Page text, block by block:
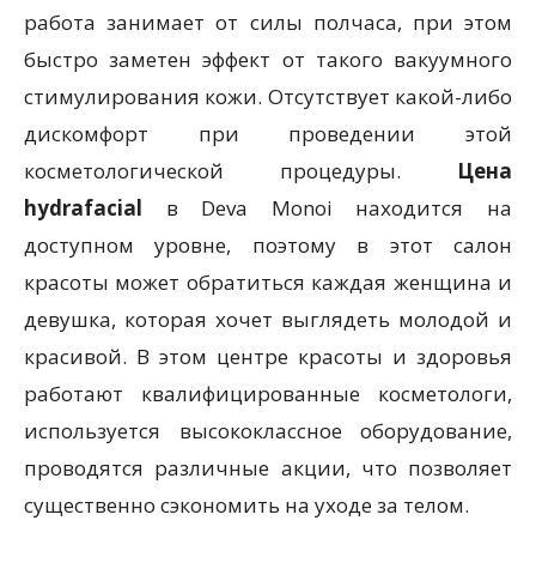
работа занимает от силы полчаса, при этом
быстро заметен эффект от такого вакуумного
стимулирования кожи. Отсутствует какой-либо
дискомфорт при проведении этой
косметологической процедуры. Цена
hydrafacial в Deva Monoi находится на
доступном уровне, поэтому в этот салон
красоты может обратиться каждая женщина и
девушка, которая хочет выглядеть молодой и
красивой. В этом центре красоты и здоровья
работают квалифицированные косметологи,
используется высококлассное оборудование,
проводятся различные акции, что позволяет
существенно сэкономить на уходе за телом.